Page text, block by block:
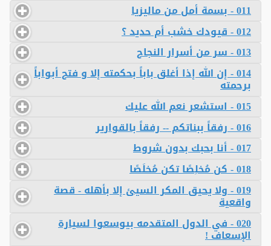
011 - بسمة أمل من ماليزيا
012 - قيودك خشب أم حديد ؟
013 - سر من أسرار النجاح
014 - إن الله إذا أغلق باباً بحكمته إلا و فتح أبواباً
برحمته
015 - استشعر نعم الله عليك
016 - رفقاً ببناتكم -- رفقاً بالقوارير
017 - أنا بحبك بدون شروط
018 - كن مُخلِصًا تكن مُخلَصًا
019 - ولا يحيق المكر السيئ إلا بأهله - قصة
واقعية
020 - في الدول المتقدمه بيوسعوا لسيارة
الإسعاف !